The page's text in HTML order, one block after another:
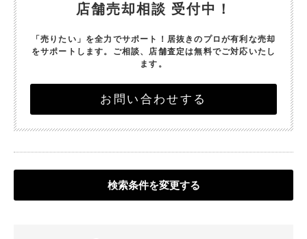
店舗売却相談 受付中！
「売りたい」を全力でサポート！ 居抜きのプロが有利な売却
をサポートします。 ご相談、店舗査定は無料でご対応いたし
ます。
お問い合わせする
検索条件を変更する